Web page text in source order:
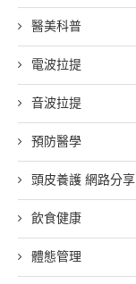
醫美科普
電波拉提
音波拉提
預防醫學
頭皮養護 網路分享
飲食健康
體態管理